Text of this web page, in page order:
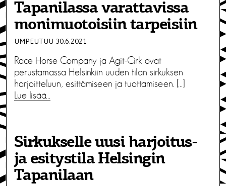
Tapanilassa varattavissa
monimuotoisiin tarpeisiin
UMPEUTUU 30.6.2021
Race Horse Company ja Agit-Cirk ovat
perustamassa Helsinkiin uuden tilan sirkuksen
harjoitteluun, esittämiseen ja tuottamiseen. […]
Lue lisää…
Sirkukselle uusi harjoitus-
ja esitystila Helsingin
Tapanilaan